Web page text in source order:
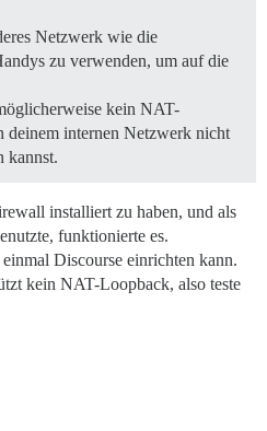
Netzwerk wie die
zu verwenden, um auf die
kein NAT-
deinem internen Netzwerk nicht
kannst.
installiert zu haben, und als
funktionierte es.
Discourse einrichten kann.
kein NAT-Loopback, also teste